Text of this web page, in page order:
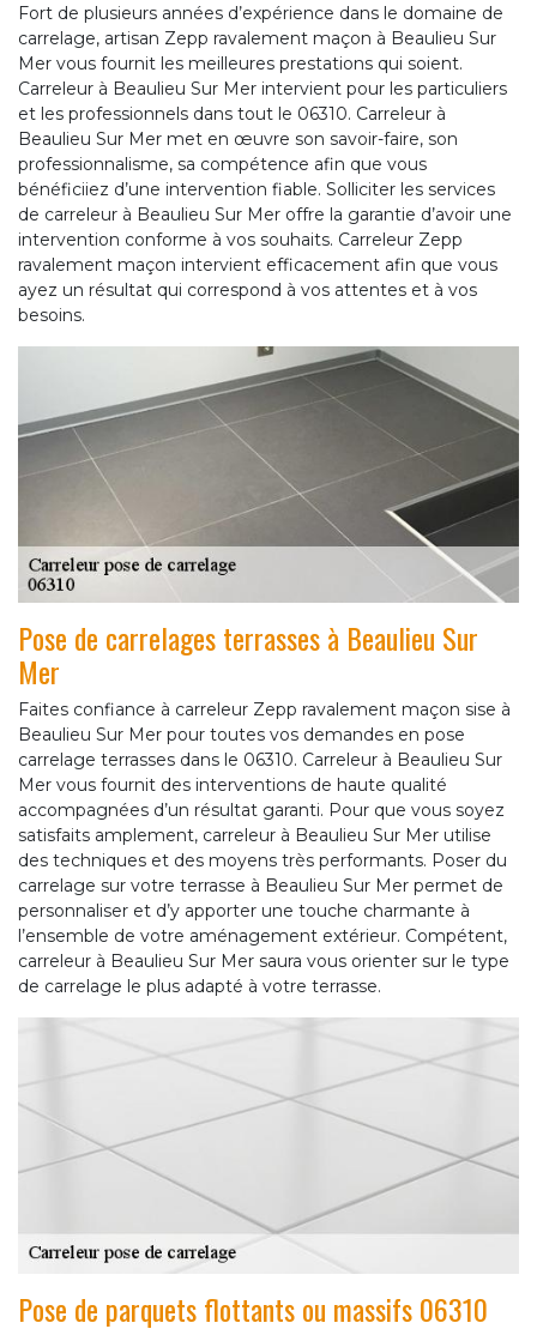
Fort de plusieurs années d’expérience dans le domaine de
carrelage, artisan Zepp ravalement maçon à Beaulieu Sur
Mer vous fournit les meilleures prestations qui soient.
Carreleur à Beaulieu Sur Mer intervient pour les particuliers
et les professionnels dans tout le 06310. Carreleur à
Beaulieu Sur Mer met en œuvre son savoir-faire, son
professionnalisme, sa compétence afin que vous
bénéficiiez d’une intervention fiable. Solliciter les services
de carreleur à Beaulieu Sur Mer offre la garantie d’avoir une
intervention conforme à vos souhaits. Carreleur Zepp
ravalement maçon intervient efficacement afin que vous
ayez un résultat qui correspond à vos attentes et à vos
besoins.
Pose de carrelages terrasses à Beaulieu Sur
Mer
Faites confiance à carreleur Zepp ravalement maçon sise à
Beaulieu Sur Mer pour toutes vos demandes en pose
carrelage terrasses dans le 06310. Carreleur à Beaulieu Sur
Mer vous fournit des interventions de haute qualité
accompagnées d’un résultat garanti. Pour que vous soyez
satisfaits amplement, carreleur à Beaulieu Sur Mer utilise
des techniques et des moyens très performants. Poser du
carrelage sur votre terrasse à Beaulieu Sur Mer permet de
personnaliser et d’y apporter une touche charmante à
l’ensemble de votre aménagement extérieur. Compétent,
carreleur à Beaulieu Sur Mer saura vous orienter sur le type
de carrelage le plus adapté à votre terrasse.
Pose de parquets flottants ou massifs 06310